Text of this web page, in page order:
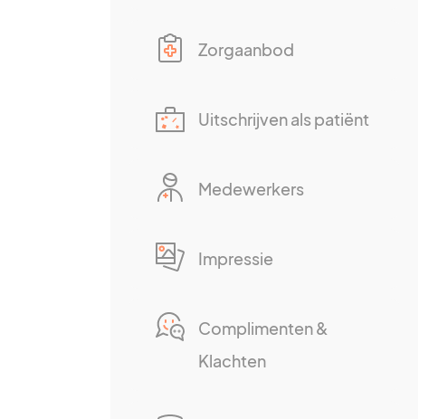
Zorgaanbod
Uitschrijven als patiënt
Medewerkers
Impressie
Complimenten &
Klachten